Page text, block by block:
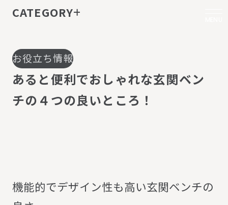
お役立ち情報
ある と便利でお し ゃれな玄関ベン
チの ４ つの良いと ころ ！
機能的でデザイン性も高い玄関ベンチの
CATEGORY